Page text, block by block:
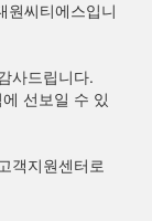
원씨티에스입니
사드립니다.
선보일 수 있
객지원센터로